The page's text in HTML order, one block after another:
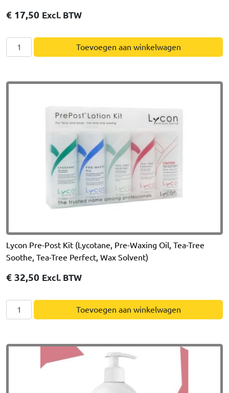
€ 17,50 Excl. BTW
Lycon
Lycotane
(500ml)
Toevoegen aan winkelwagen
Lycon Pre-Post Kit (Lycotane, Pre-Waxing Oil, Tea-Tree
Soothe, Tea-Tree Perfect, Wax Solvent)
€ 32,50 Excl. BTW
Lycon
Pre-
Kit
Toevoegen aan winkelwagen